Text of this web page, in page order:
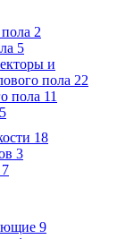
2
5
и
пола 22
пола 11
5
18
3
7
9